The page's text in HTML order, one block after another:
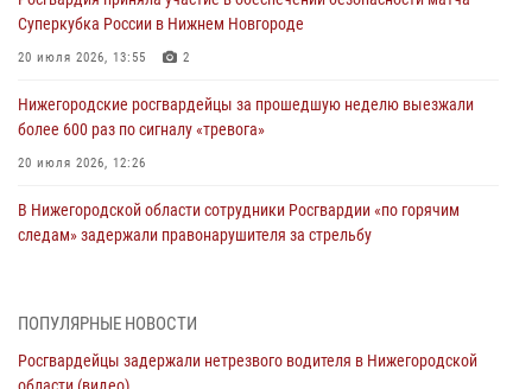
Суперкубка России в Нижнем Новгороде
20 июля 2026, 13:55 2
Нижегородские росгвардейцы за прошедшую неделю выезжали
более 600 раз по сигналу «тревога»
20 июля 2026, 12:26
В Нижегородской области сотрудники Росгвардии «по горячим
следам» задержали правонарушителя за стрельбу
В Нижегородской области продолжаются мероприятия в рамках
16 июля 2026, 05:00
ПОПУЛЯРНЫЕ НОВОСТИ
Росгвардейцы задержали нетрезвого водителя в Нижегородской